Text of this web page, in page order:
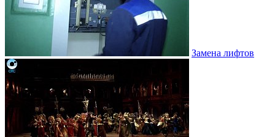
Замена лифтов